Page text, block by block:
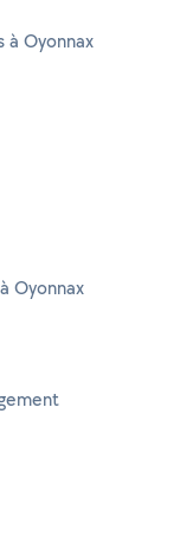
à Oyonnax
Oyonnax